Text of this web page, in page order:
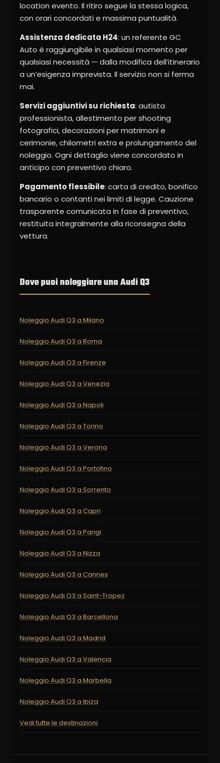
location evento. Il ritiro segue la stessa logica,
con orari concordati e massima puntualità.
Assistenza dedicata H24: un referente GC
Auto è raggiungibile in qualsiasi momento per
qualsiasi necessità — dalla modifica dell’itinerario
a un’esigenza imprevista. Il servizio non si ferma
mai.
Servizi aggiuntivi su richiesta: autista
professionista, allestimento per shooting
fotografici, decorazioni per matrimoni e
cerimonie, chilometri extra e prolungamento del
noleggio. Ogni dettaglio viene concordato in
anticipo con preventivo chiaro.
Pagamento flessibile: carta di credito, bonifico
bancario o contanti nei limiti di legge. Cauzione
trasparente comunicata in fase di preventivo,
restituita integralmente alla riconsegna della
vettura.
Dove puoi noleggiare una Audi Q3
Noleggio Audi Q3 a Milano
Noleggio Audi Q3 a Roma
Noleggio Audi Q3 a Firenze
Noleggio Audi Q3 a Venezia
Noleggio Audi Q3 a Napoli
Noleggio Audi Q3 a Torino
Noleggio Audi Q3 a Verona
Noleggio Audi Q3 a Portofino
Noleggio Audi Q3 a Sorrento
Noleggio Audi Q3 a Capri
Noleggio Audi Q3 a Parigi
Noleggio Audi Q3 a Nizza
Noleggio Audi Q3 a Cannes
Noleggio Audi Q3 a Saint-Tropez
Noleggio Audi Q3 a Barcellona
Noleggio Audi Q3 a Madrid
Noleggio Audi Q3 a Valencia
Noleggio Audi Q3 a Marbella
Noleggio Audi Q3 a Ibiza
Vedi tutte le destinazioni